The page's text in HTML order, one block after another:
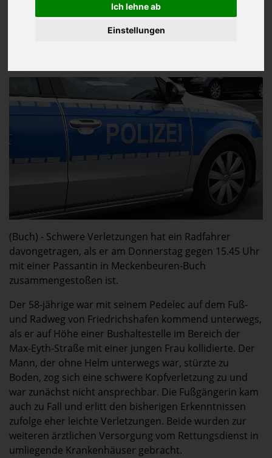
Ich lehne ab
Einstellungen
Donnerstag, 30.01.2025
(Buch) - Schwere Verletzungen hat ein Radfahrer
davongetragen, als er am Donnerstag gegen 15.45 Uhr
mit einer Passantin in Meckenbeuren-Buch
zusammengestoßen ist.
Der 58-jährige war mit seinem Pedelec auf dem Fuß-
und Radweg von Friedrichshafen kommend unterwegs,
als er auf Höhe einer Bushaltestelle im Bereich der
Max-Eyth-Straße mit einer jungen Frau kollidierte. Der
Mann, der ohne Helm unterwegs war, stürzte zu
Boden, zog sich eine schwere Kopfverletzung zu und
war zunächst nicht ansprechbar. Die Fußgängerin kam
auch zu Fall und erlitt den bisherigen Erkenntnissen
zufolge eher leichte Verletzungen. Beide wurden zur
weiteren ärztlichen Versorgung vom Rettungsdienst in
umliegende Krankenhäuser gebracht.